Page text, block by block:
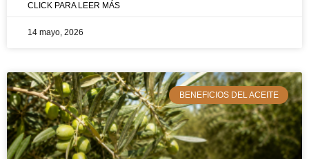
CLICK PARA LEER MÁS
14 mayo, 2026
BENEFICIOS DEL ACEITE